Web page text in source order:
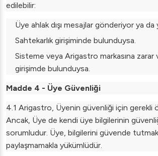
edilebilir:
Üye ahlak dışı mesajlar gönderiyor ya da
Sahtekarlık girişiminde bulunduysa.
Sisteme veya Arigastro markasına
girişimde bulunduysa.
Madde 4 - Üye Güvenliği
4.1 Arigastro, Üyenin güvenliği için gerekli
Ancak, Üye de kendi üye bilgilerinin
sorumludur. Üye, bilgilerini güvende
paylaşmamakla yükümlüdür.